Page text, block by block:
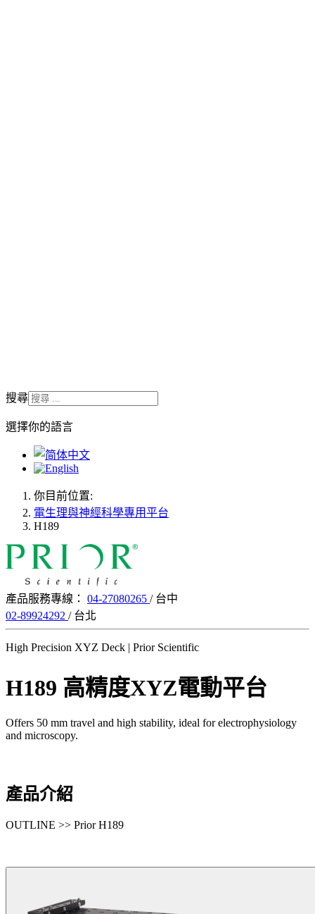
搜尋
選擇你的語言
你目前位置:
電生理與神經科學專用平台
H189
產品服務專線： 04-27080265 / 台中
02-89924292 / 台北
High Precision XYZ Deck | Prior Scientific
H189 高精度XYZ電動平台
Offers 50 mm travel and high stability, ideal for electrophysiology
and microscopy.
產品介紹
OUTLINE >> Prior H189